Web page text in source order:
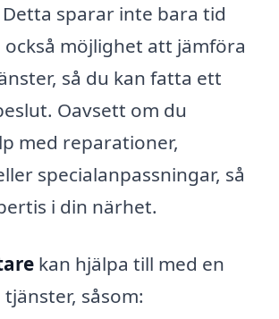
sparar inte bara tid
möjlighet att jämföra
så du kan fatta ett
Oavsett om du
med reparationer,
specialanpassningar, så
i din närhet.
kan hjälpa till med en
såsom: